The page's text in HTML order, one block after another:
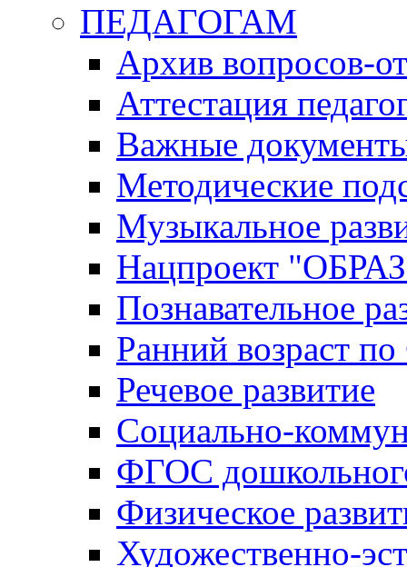
ПЕДАГОГАМ
Архив вопросов-
Аттестация
Важные
Методические
Музыкальное
Нацпроект
Познавательное
Ранний возраст
Речевое развитие
Социально-
ФГОС
Физическое
Художественно-